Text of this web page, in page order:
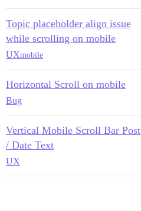
Topic placeholder align issue
while scrolling on mobile
UXmobile
Horizontal Scroll on mobile
Bug
Vertical Mobile Scroll Bar Post
/ Date Text
UX